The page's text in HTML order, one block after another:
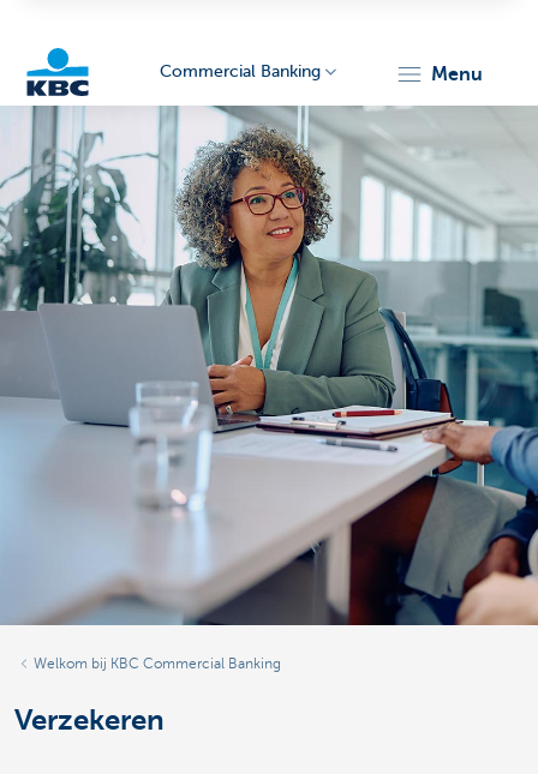
Commercial Banking menu
Welkom bij KBC Commercial Banking
Verzekeren